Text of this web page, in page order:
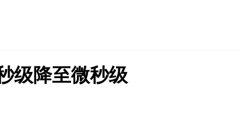
级降至微秒级